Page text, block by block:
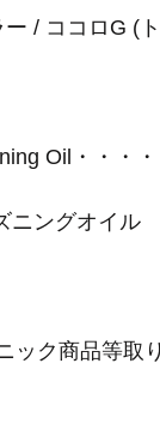
/ ココロG (
Oil・・・
ニングオイル
ック商品等取